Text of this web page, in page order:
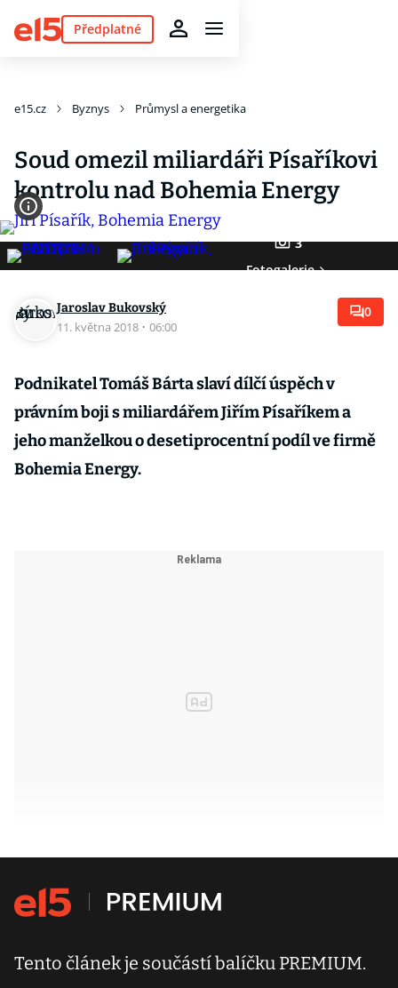
Předplatné
e15.cz Byznys Průmysl a energetika
Soud omezil miliardáři Písaříkovi
kontrolu nad Bohemia Energy
3
Fotogalerie
Jaroslav Bukovský
11. května 2018 · 06:00
0
Podnikatel Tomáš Bárta slaví dílčí úspěch v
právním boji s miliardářem Jiřím Písaříkem a
jeho manželkou o desetiprocentní podíl ve firmě
Bohemia Energy.
Tento článek je součástí balíčku PREMIUM.